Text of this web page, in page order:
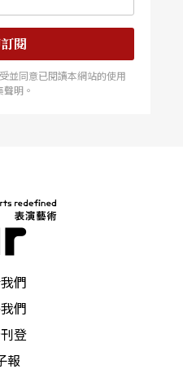
閱
並同意已閱讀本網站的使用
明。
們
們
登
報